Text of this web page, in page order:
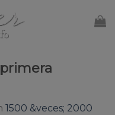
1500 &veces; 2000